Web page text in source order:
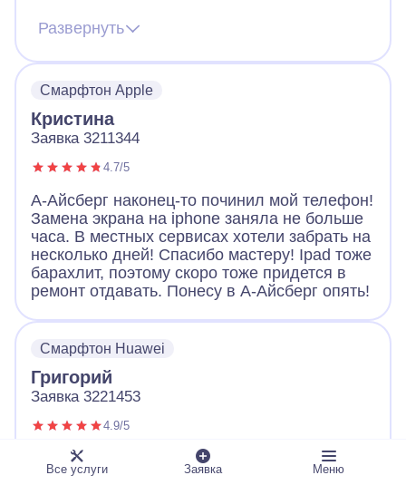
назначил мастера, договорились, что он
приедет вечером того же дня. Так и
случилось. Мастер разобрал телефон, что-
Большое спасибо!
Развернуть
Смарфтон Apple
Кристина
Заявка 3211344
4.7/5
А-Айсберг наконец-то починил мой телефон!
Замена экрана на iphone заняла не больше
часа. В местных сервисах хотели забрать на
несколько дней! Спасибо мастеру! Ipad тоже
барахлит, поэтому скоро тоже придется в
ремонт отдавать. Понесу в А-Айсберг опять!
Смарфтон Huawei
Григорий
Заявка 3221453
4.9/5
Обращался с неисправным телефоном в А-
Айсберг. Оператор вежливо выслушал и
Все услуги Заявка Меню